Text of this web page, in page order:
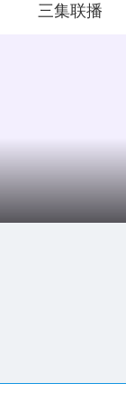
三集联播